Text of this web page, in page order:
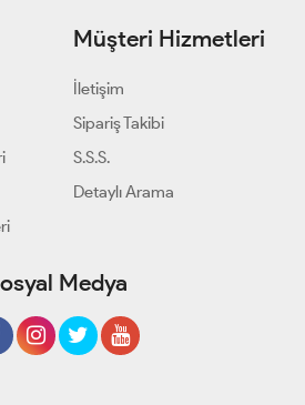
Müşteri Hizmetleri
İletişim
Sipariş Takibi
S.S.S.
Detaylı Arama
Medya